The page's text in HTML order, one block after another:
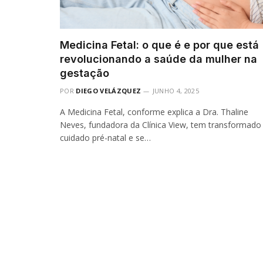
Medicina Fetal: o que é e por que está
revolucionando a saúde da mulher na
gestação
POR DIEGO VELÁZQUEZ JUNHO 4, 2025
A Medicina Fetal, conforme explica a Dra. Thaline
Neves, fundadora da Clínica View, tem
cuidado pré-natal e se…